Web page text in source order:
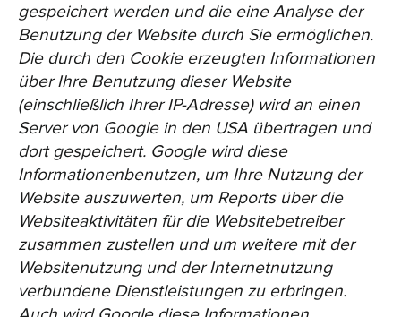
gespeichert werden und die eine Analyse der
Benutzung der Website durch Sie ermöglichen.
Die durch den Cookie erzeugten Informationen
über Ihre Benutzung dieser Website
(einschließlich Ihrer IP-Adresse) wird an einen
Server von Google in den USA übertragen und
dort gespeichert. Google wird diese
Informationenbenutzen, um Ihre Nutzung der
Website auszuwerten, um Reports über die
Websiteaktivitäten für die Websitebetreiber
zusammen zustellen und um weitere mit der
Websitenutzung und der Internetnutzung
verbundene Dienstleistungen zu erbringen.